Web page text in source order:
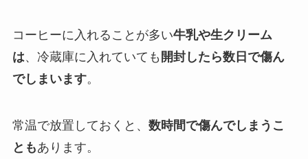
コーヒーに入れることが多い牛乳や生クリーム
は、冷蔵庫に入れていても 開封したら数日で傷ん
でしまいます。
常温で放置しておくと、 数時間で傷んでしまうこ
ともあります。